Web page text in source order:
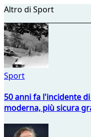
Altro di Sport
Sport
50 anni fa l'incidente
moderna, più sicura